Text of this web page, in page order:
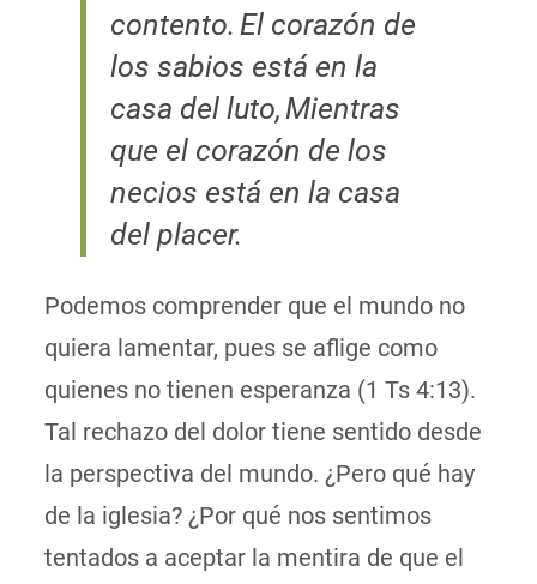
contento. El corazón de
los sabios está en la
casa del luto,Mientras
que el corazón de los
necios está en la casa
del placer.
Podemos comprender que el mundo no
quiera lamentar, pues se aflige como
quienes no tienen esperanza (1 Ts 4:13).
Tal rechazo del dolor tiene sentido desde
la perspectiva del mundo. ¿Pero qué hay
de la iglesia? ¿Por qué nos sentimos
tentados a aceptar la mentira de que el